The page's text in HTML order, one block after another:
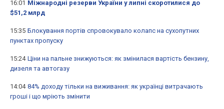
16:01 Міжнародні резерви України у липні скоротилися до
$51,2 млрд
15:35 Блокування портів спровокувало колапс на сухопутних
пунктах пропуску
15:24 Ціни на пальне знижуються: як змінилася вартість бензину,
дизеля та автогазу
14:04 84% доходу тільки на виживання: як українці витрачають
гроші і що мріють змінити